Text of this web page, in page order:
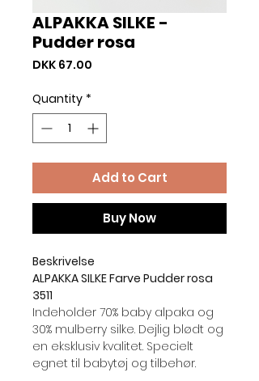
ALPAKKA SILKE -
Pudder rosa
DKK 67.00
Quantity *
Add to Cart
Buy Now
Beskrivelse
ALPAKKA SILKE Farve Pudder rosa
3511
Indeholder 70% baby alpaka og
30% mulberry silke. Dejlig blødt og
en eksklusiv kvalitet. Specielt
egnet til babytøj og tilbehør.